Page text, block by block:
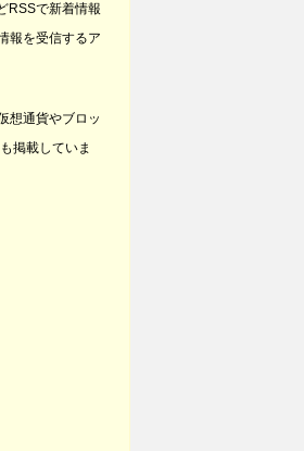
RSSで新着情報
報を受信するア
想通貨やブロッ
掲載していま